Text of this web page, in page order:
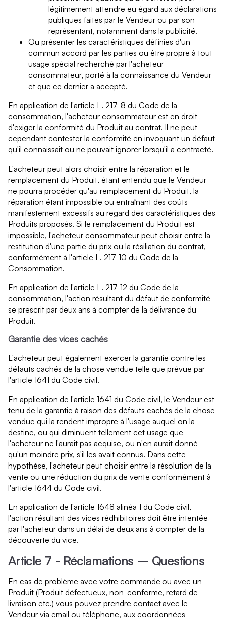
légitimement attendre eu égard aux déclarations
publiques faites par le Vendeur ou par son
représentant, notamment dans la publicité.
Ou présenter les caractéristiques définies d'un
commun accord par les parties ou être propre à tout
usage spécial recherché par l'acheteur
consommateur, porté à la connaissance du Vendeur
et que ce dernier a accepté.
En application de l'article L. 217-8 du Code de la
consommation, l'acheteur consommateur est en droit
d'exiger la conformité du Produit au contrat. Il ne peut
cependant contester la conformité en invoquant un défaut
qu'il connaissait ou ne pouvait ignorer lorsqu'il a contracté.
L'acheteur peut alors choisir entre la réparation et le
remplacement du Produit, étant entendu que le Vendeur
ne pourra procéder qu'au remplacement du Produit, la
réparation étant impossible ou entraînant des coûts
manifestement excessifs au regard des caractéristiques des
Produits proposés. Si le remplacement du Produit est
impossible, l'acheteur consommateur peut choisir entre la
restitution d'une partie du prix ou la résiliation du contrat,
conformément à l'article L. 217-10 du Code de la
Consommation.
En application de l'article L. 217-12 du Code de la
consommation, l'action résultant du défaut de conformité
se prescrit par deux ans à compter de la délivrance du
Produit.
Garantie des vices cachés
L'acheteur peut également exercer la garantie contre les
défauts cachés de la chose vendue telle que prévue par
l'article 1641 du Code civil.
En application de l'article 1641 du Code civil, le Vendeur est
tenu de la garantie à raison des défauts cachés de la chose
vendue qui la rendent impropre à l'usage auquel on la
destine, ou qui diminuent tellement cet usage que
l'acheteur ne l'aurait pas acquise, ou n'en aurait donné
qu'un moindre prix, s'il les avait connus. Dans cette
hypothèse, l'acheteur peut choisir entre la résolution de la
vente ou une réduction du prix de vente conformément à
l'article 1644 du Code civil.
En application de l'article 1648 alinéa 1 du Code civil,
l'action résultant des vices rédhibitoires doit être intentée
par l'acheteur dans un délai de deux ans à compter de la
découverte du vice.
Article 7 - Réclamations – Questions
En cas de problème avec votre commande ou avec un
Produit (Produit défectueux, non-conforme, retard de
livraison etc.) vous pouvez prendre contact avec le
Vendeur via email ou téléphone, aux coordonnées